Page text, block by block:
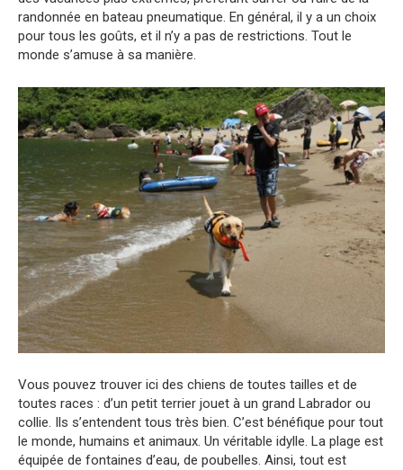
randonnée en bateau pneumatique. En général, il y a un choix
pour tous les goûts, et il n’y a pas de restrictions. Tout le
monde s’amuse à sa manière.
Vous pouvez trouver ici des chiens de toutes tailles et de
toutes races : d’un petit terrier jouet à un grand Labrador ou
collie. Ils s’entendent tous très bien. C’est bénéfique pour tout
le monde, humains et animaux. Un véritable idylle. La plage est
équipée de fontaines d’eau, de poubelles. Ainsi, tout est